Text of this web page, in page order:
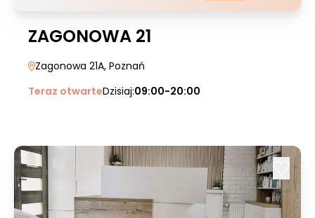
ZAGONOWA 21
Zagonowa 21A, Poznań
Teraz otwarteDzisiaj:09:00-20:00